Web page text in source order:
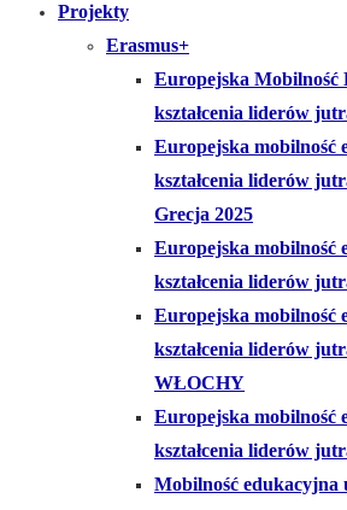
Projekty
Erasmus+
Europejska Mobilność
kształcenia liderów
Europejska mobilność
kształcenia liderów
Grecja 2025
Europejska mobilność
kształcenia liderów
Europejska mobilność
kształcenia liderów
WŁOCHY
Europejska mobilność
kształcenia liderów
Mobilność